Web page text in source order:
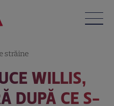
străine
WILLIS,
DUPĂ CE S-